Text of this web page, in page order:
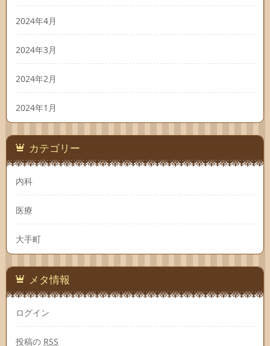
2024年4月
2024年3月
2024年2月
2024年1月
カテゴリー
内科
医療
大手町
メタ情報
ログイン
投稿の RSS